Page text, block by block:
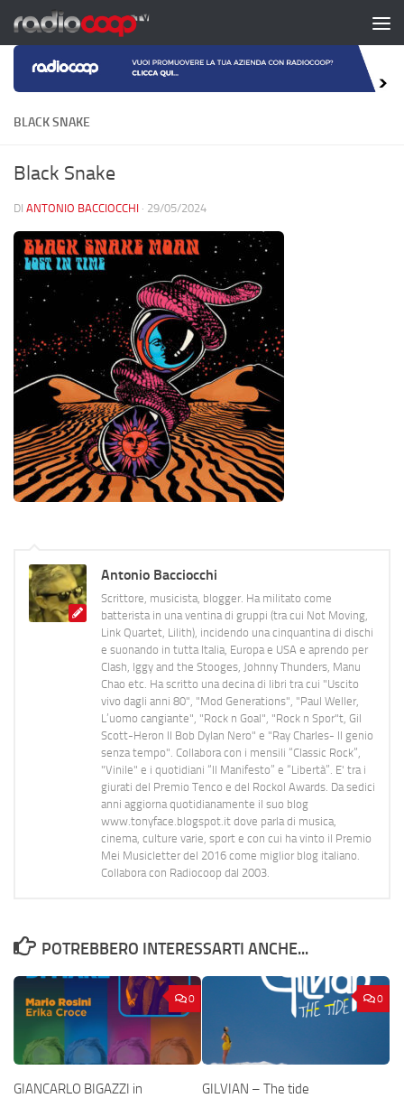
Salta al contenuto
BLACK SNAKE
Black Snake
DI ANTONIO BACCIOCCHI · 29/05/2024
Antonio Bacciocchi
Scrittore, musicista, blogger. Ha militato come
batterista in una ventina di gruppi (tra cui Not Moving,
Link Quartet, Lilith), incidendo una cinquantina di dischi
e suonando in tutta Italia, Europa e USA e aprendo per
Clash, Iggy and the Stooges, Johnny Thunders, Manu
Chao etc. Ha scritto una decina di libri tra cui "Uscito
vivo dagli anni 80", "Mod Generations", "Paul Weller,
L’uomo cangiante", "Rock n Goal", "Rock n Spor"t, Gil
Scott-Heron Il Bob Dylan Nero" e "Ray Charles- Il genio
senza tempo". Collabora con i mensili “Classic Rock”,
"Vinile" e i quotidiani “Il Manifesto” e “Libertà”. E' tra i
giurati del Premio Tenco e del Rockol Awards. Da sedici
anni aggiorna quotidianamente il suo blog
www.tonyface.blogspot.it dove parla di musica,
cinema, culture varie, sport e con cui ha vinto il Premio
Mei Musicletter del 2016 come miglior blog italiano.
Collabora con Radiocoop dal 2003.
POTREBBERO INTERESSARTI ANCHE...
0
GIANCARLO BIGAZZI in
0
GILVIAN – The tide